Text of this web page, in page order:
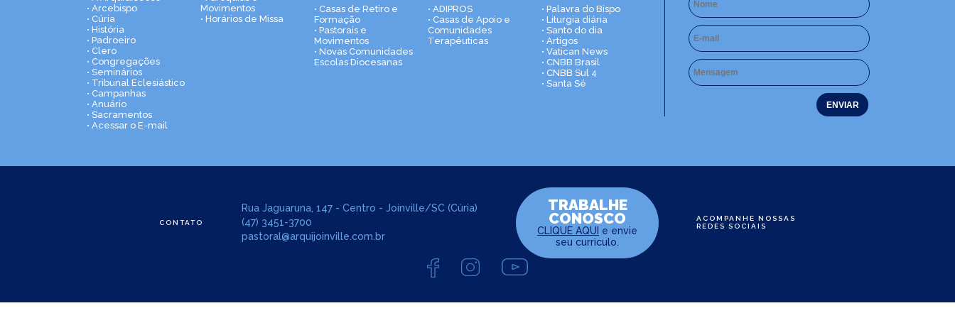
• Arcebispo
• Cúria
• História
• Padroeiro
• Clero
• Congregações
• Seminários
• Tribunal Eclesiástico
• Campanhas
• Anuário
• Sacramentos
• Acessar o E-mail
Movimentos
• Horários de Missa
• Casas de Retiro e
Formação
• Pastorais e
Movimentos
• Novas Comunidades
Escolas Diocesanas
• ADIPROS
• Casas de Apoio e
Comunidades
Terapêuticas
• Palavra do Bispo
• Liturgia diária
• Santo do dia
• Artigos
• Vatican News
• CNBB Brasil
• CNBB Sul 4
• Santa Sé
CONTATO
Rua Jaguaruna, 147 - Centro - Joinville/SC (Cúria)
(47) 3451-3700
pastoral@arquijoinville.com.br
TRABALHE
CONOSCO
CLIQUE AQUI e envie
seu curriculo.
ACOMPANHE NOSSAS
REDES SOCIAIS